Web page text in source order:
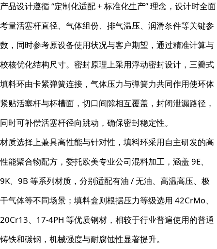
产品设计遵循 “定制化适配 + 标准化生产” 理念，设计时全面
考量活塞杆直径、气体组份、排气温压、润滑条件等关键参
数，同时参考原设备使用状况与客户期望，通过精准计算与
校核优化结构尺寸。密封原理上采用浮动密封设计，三瓣式
填料环由卡紧弹簧连接，气体压力与弹簧力共同作用使环体
紧贴活塞杆与杯槽面，切口间隙相互覆盖，封闭泄漏路径，
同时可补偿活塞杆径向跳动，确保密封稳定性。
材质选择上兼具高性能与针对性，填料环采用自主研发的高
性能聚合物配方，委托欧美专业公司混料加工，涵盖 9E、
9K、9B 等系列材质，分别适配有油 / 无油、高温高压、极
干气体等不同场景；填料盒则根据压力等级选用 42CrMo、
20Cr13、17-4PH 等优质钢材，相较于行业普遍使用的普通
铸铁和碳钢，机械强度与耐腐蚀性显著提升。